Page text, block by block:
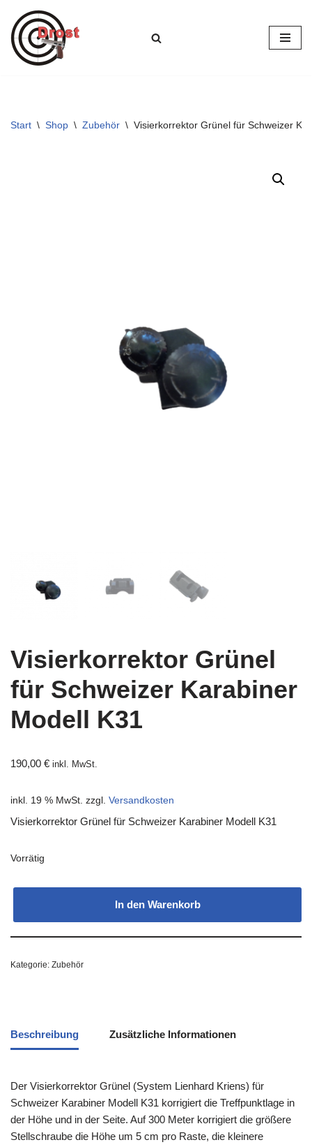
Zum
Inhalt
Start \ Shop \ Zubehör \ Visierkorrektor Grünel für Schweizer
Visierkorrektor Grünel
für Schweizer Karabiner
Modell K31
190,00 € inkl. MwSt.
inkl. 19 % MwSt. zzgl. Versandkosten
Visierkorrektor Grünel für Schweizer Karabiner Modell K31
Vorrätig
In den Warenkorb
Kategorie: Zubehör
Beschreibung Zusätzliche Informationen
Der Visierkorrektor Grünel (System Lienhard Kriens) für
Schweizer Karabiner Modell K31 korrigiert die Treffpunktlage in
der Höhe und in der Seite. Auf 300 Meter korrigiert die größere
Stellschraube die Höhe um 5 cm pro Raste, die kleinere